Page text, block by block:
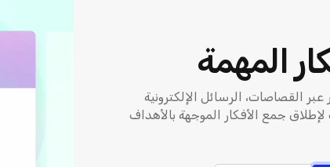
المهمة
القصاصات، الرسائل الإلكترونية
جمع الأفكار الموجهة بالأهداف